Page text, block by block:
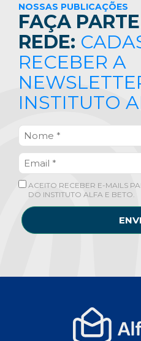
NOSSAS PUBLICAÇÕES
FAÇA
REDE:
RECEBER A
INSTITUTO
ACEITO RECEBER E-MAILS
DO INSTITUTO ALFA E BETO.